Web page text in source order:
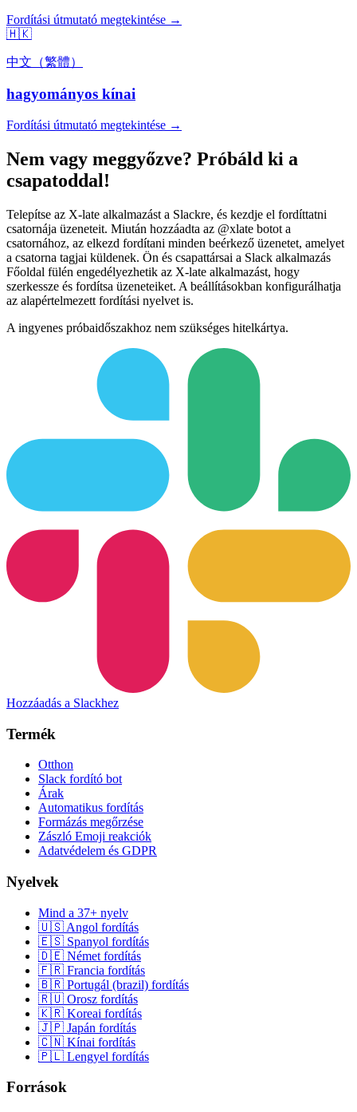
Fordítási útmutató megtekintése →
🇭🇰
中文（繁體）
hagyományos kínai
Fordítási útmutató megtekintése →
Nem vagy meggyőzve? Próbáld ki a
csapatoddal!
Telepítse az X-late alkalmazást a Slackre, és kezdje el fordíttatni
csatornája üzeneteit. Miután hozzáadta az @xlate botot a
csatornához, az elkezd fordítani minden beérkező üzenetet, amelyet
a csatorna tagjai küldenek. Ön és csapattársai a Slack alkalmazás
Főoldal fülén engedélyezhetik az X-late alkalmazást, hogy
szerkessze és fordítsa üzeneteiket. A beállításokban konfigurálhatja
az alapértelmezett fordítási nyelvet is.
A ingyenes próbaidőszakhoz nem szükséges hitelkártya.
Hozzáadás a Slackhez
Termék
Otthon
Slack fordító bot
Árak
Automatikus fordítás
Formázás megőrzése
Zászló Emoji reakciók
Adatvédelem és GDPR
Nyelvek
Mind a 37+ nyelv
🇺🇸 Angol fordítás
🇪🇸 Spanyol fordítás
🇩🇪 Német fordítás
🇫🇷 Francia fordítás
🇧🇷 Portugál (brazil) fordítás
🇷🇺 Orosz fordítás
🇰🇷 Koreai fordítás
🇯🇵 Japán fordítás
🇨🇳 Kínai fordítás
🇵🇱 Lengyel fordítás
Források